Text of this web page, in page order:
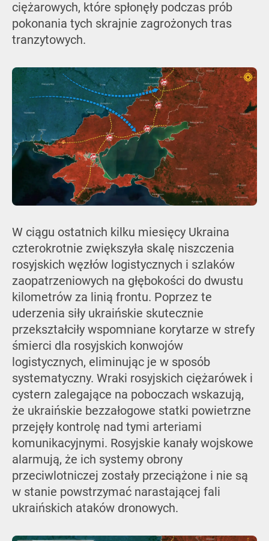
ciężarowych, które spłonęły podczas prób
pokonania tych skrajnie zagrożonych tras
tranzytowych.
W ciągu ostatnich kilku miesięcy Ukraina
czterokrotnie zwiększyła skalę niszczenia
rosyjskich węzłów logistycznych i szlaków
zaopatrzeniowych na głębokości do dwustu
kilometrów za linią frontu. Poprzez te
uderzenia siły ukraińskie skutecznie
przekształciły wspomniane korytarze w strefy
śmierci dla rosyjskich konwojów
logistycznych, eliminując je w sposób
systematyczny. Wraki rosyjskich ciężarówek i
cystern zalegające na poboczach wskazują,
że ukraińskie bezzałogowe statki powietrzne
przejęły kontrolę nad tymi arteriami
komunikacyjnymi. Rosyjskie kanały wojskowe
alarmują, że ich systemy obrony
przeciwlotniczej zostały przeciążone i nie są
w stanie powstrzymać narastającej fali
ukraińskich ataków dronowych.